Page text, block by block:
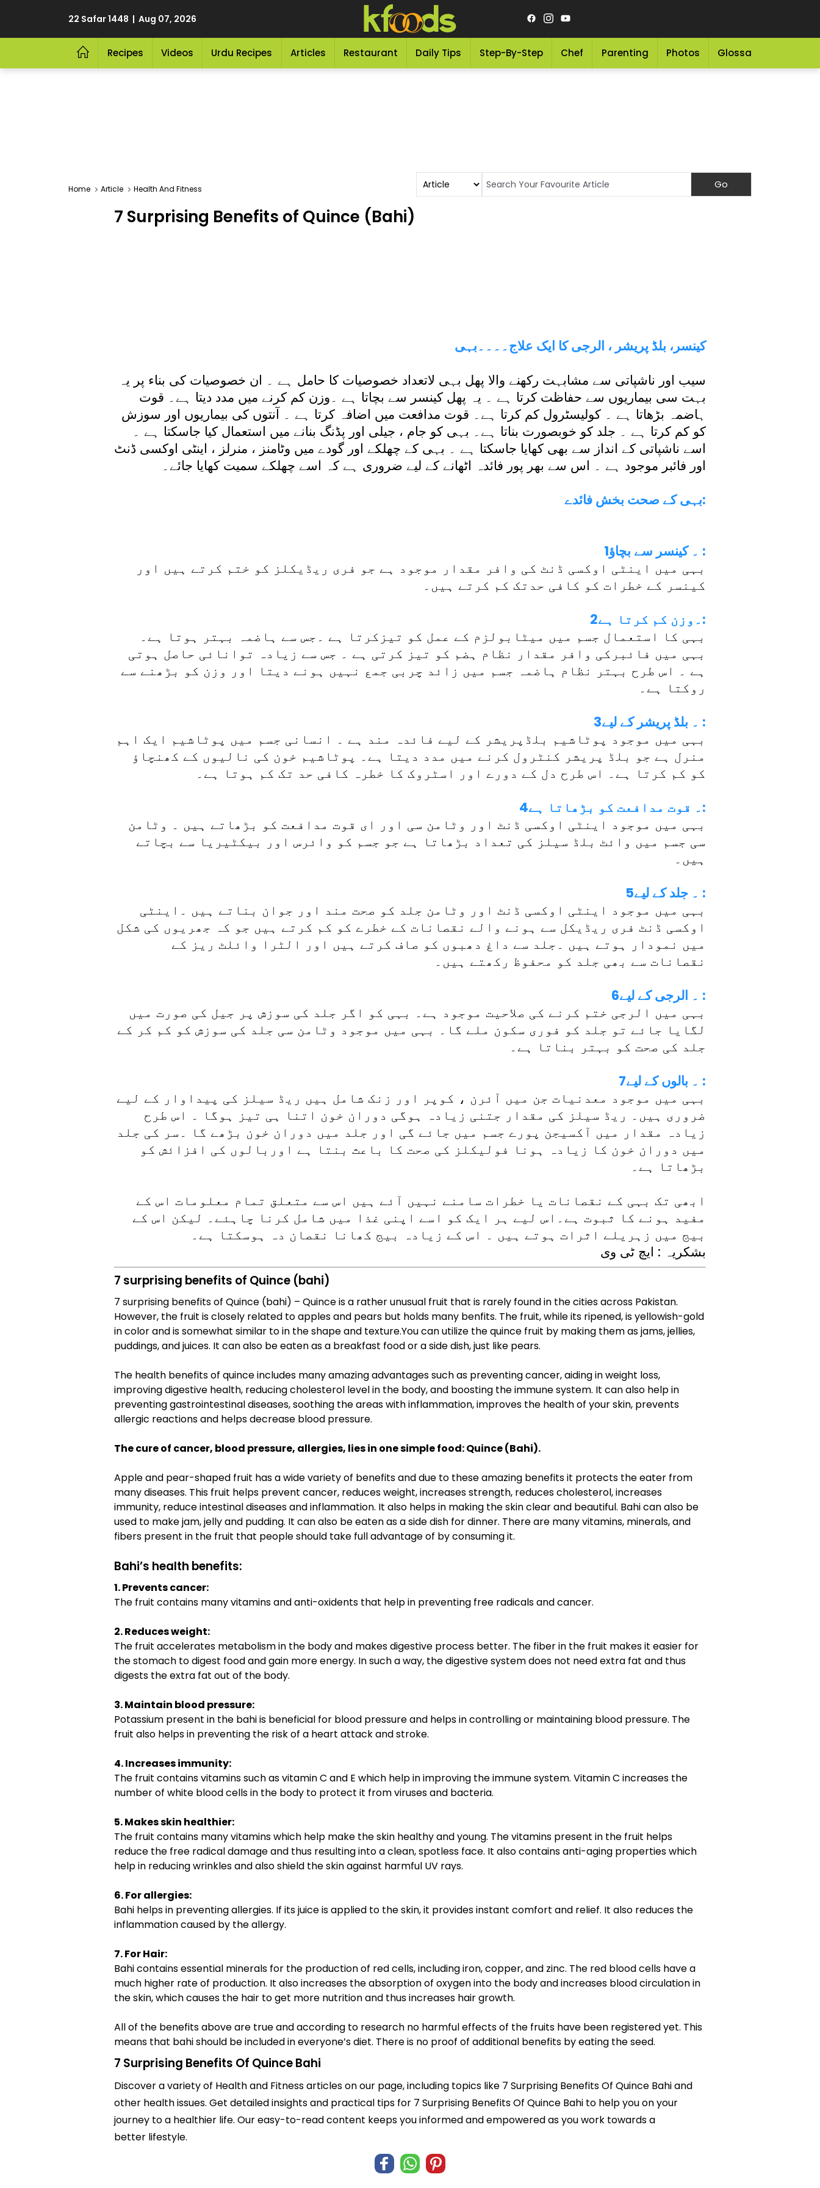
22 Safar 1448 | Aug 07, 2026
Recipes Videos Urdu Recipes Articles Restaurant Daily Tips Step-By-Step Chef Parenting Photos Glossary
Home Article Health And Fitness
7 Surprising Benefits of Quince (Bahi)
کینسر، بلڈ پریشر ، الرجی کا ایک علاج۔۔۔۔بہی
سیب اور ناشپاتی سے مشابہت رکھنے والا پھل بہی لاتعداد خصوصیات کا حامل ہے ۔ ان خصوصیات کی بناء پر یہ
بہت سی بیماریوں سے حفاظت کرتا ہے ۔ یہ پھل کینسر سے بچاتا ہے ۔وزن کم کرنے میں مدد دیتا ہے۔ قوت
ہاضمہ بڑھاتا ہے ۔ کولیسٹرول کم کرتا ہے۔ قوت مدافعت میں اضافہ کرتا ہے ۔ آنتوں کی بیماریوں اور سوزش
کو کم کرتا ہے ۔ جلد کو خوبصورت بناتا ہے۔ بہی کو جام ، جیلی اور پڈنگ بنانے میں استعمال کیا جاسکتا ہے ۔
اسے ناشپاتی کے انداز سے بھی کھایا جاسکتا ہے ۔ بہی کے چھلکے اور گودے میں وٹامنز ، منرلز ، اینٹی اوکسی ڈنٹ
اور فائبر موجود ہے ۔ اس سے بھر پور فائدہ اٹھانے کے لیے ضروری ہے کہ اسے چھلکے سمیت کھایا جائے۔
بہی کے صحت بخش فائدے:
1۔ کینسر سے بچاؤ :
بہی میں اینٹی اوکسی ڈنٹ کی وافر مقدار موجود ہے جو فری ریڈیکلز کو ختم کرتے ہیں اور
کینسر کے خطرات کو کافی حدتک کم کرتے ہیں۔
2۔وزن کم کرتا ہے:
بہی کا استعمال جسم میں میٹابولزم کے عمل کو تیزکرتا ہے ۔جس سے ہاضمہ بہتر ہوتا ہے۔
بہی میں فائبرکی وافر مقدار نظام ہضم کو تیز کرتی ہے ۔ جس سے زیادہ توانائی حاصل ہوتی
ہے ۔ اس طرح بہتر نظام ہاضمہ جسم میں زائد چربی جمع نہیں ہونے دیتا اور وزن کو بڑھنے سے
روکتا ہے۔
3۔ بلڈ پریشر کے لیے :
بہی میں موجود پوٹاشیم بلڈپریشر کے لیے فائدہ مند ہے ۔ انسانی جسم میں پوٹاشیم ایک اہم
منرل ہے جو بلڈ پریشر کنٹرول کرنے میں مدد دیتا ہے۔ پوٹاشیم خون کی نالیوں کے کھنچاؤ
کو کم کرتا ہے۔ اس طرح دل کے دورے اور اسٹروک کا خطرہ کافی حد تک کم ہوتا ہے۔
4۔ قوت مدافعت کو بڑھاتا ہے:
بہی میں موجود اینٹی اوکسی ڈنٹ اور وٹامن سی اور ای قوت مدافعت کو بڑھاتے ہیں ۔ وٹامن
سی جسم میں وائٹ بلڈ سیلز کی تعداد بڑھاتا ہے جو جسم کو وائرس اور بیکٹیریا سے بچاتے
ہیں۔
5۔ جلد کے لیے :
بہی میں موجود اینٹی اوکسی ڈنٹ اور وٹامن جلد کو صحت مند اور جوان بناتے ہیں ۔اینٹی
اوکسی ڈنٹ فری ریڈیکل سے ہونے والے نقصانات کے خطرے کو کم کرتے ہیں جو کہ جھریوں کی شکل
میں نمودار ہوتے ہیں ۔جلد سے داغ دھبوں کو صاف کرتے ہیں اور الٹرا وائلٹ ریز کے
نقصانات سے بھی جلد کو محفوظ رکھتے ہیں۔
6۔ الرجی کے لیے :
بہی میں الرجی ختم کرنے کی صلاحیت موجود ہے۔ بہی کو اگر جلد کی سوزش پر جیل کی صورت میں
لگایا جائے تو جلد کو فوری سکون ملے گا۔ بہی میں موجود وٹامن سی جلد کی سوزش کو کم کر کے
جلد کی صحت کو بہتر بناتا ہے۔
7۔ بالوں کے لیے :
بہی میں موجود معدنیات جن میں آئرن ، کوپر اور زنک شامل ہیں ریڈ سیلز کی پیداوار کے لیے
ضروری ہیں۔ ریڈ سیلز کی مقدار جتنی زیادہ ہوگی دوران خون اتنا ہی تیز ہوگا ۔ اس طرح
زیادہ مقدار میں آکسیجن پورے جسم میں جائے گی اور جلد میں دوران خون بڑھے گا ۔سر کی جلد
میں دوران خون کا زیادہ ہونا فولیکلز کی صحت کا باعث بنتا ہے اوربالوں کی افزائش کو
بڑھاتا ہے۔
ابھی تک بہی کے نقصانات یا خطرات سامنے نہیں آئے ہیں اس سے متعلق تمام معلومات اس کے
مفید ہونے کا ثبوت ہے۔اس لیے ہر ایک کو اسے اپنی غذا میں شامل کرنا چاہئے۔ لیکن اس کے
بیج میں زہریلے اثرات ہوتے ہیں ۔ اس کے زیادہ بیج کھانا نقصان دہ ہوسکتا ہے۔
بشکریہ : ایچ ٹی وی
7 surprising benefits of Quince (bahi)
7 surprising benefits of Quince (bahi) – Quince is a rather unusual fruit that is rarely found in the cities across Pakistan.
However, the fruit is closely related to apples and pears but holds many benfits. The fruit, while its ripened, is yellowish-gold
in color and is somewhat similar to in the shape and texture.You can utilize the quince fruit by making them as jams, jellies,
puddings, and juices. It can also be eaten as a breakfast food or a side dish, just like pears.
The health benefits of quince includes many amazing advantages such as preventing cancer, aiding in weight loss,
improving digestive health, reducing cholesterol level in the body, and boosting the immune system. It can also help in
preventing gastrointestinal diseases, soothing the areas with inflammation, improves the health of your skin, prevents
allergic reactions and helps decrease blood pressure.
The cure of cancer, blood pressure, allergies, lies in one simple food: Quince (Bahi).
Apple and pear-shaped fruit has a wide variety of benefits and due to these amazing benefits it protects the eater from
many diseases. This fruit helps prevent cancer, reduces weight, increases strength, reduces cholesterol, increases
immunity, reduce intestinal diseases and inflammation. It also helps in making the skin clear and beautiful. Bahi can also be
used to make jam, jelly and pudding. It can also be eaten as a side dish for dinner. There are many vitamins, minerals, and
fibers present in the fruit that people should take full advantage of by consuming it.
Bahi’s health benefits:
1. Prevents cancer:
The fruit contains many vitamins and anti-oxidents that help in preventing free radicals and cancer.
2. Reduces weight:
The fruit accelerates metabolism in the body and makes digestive process better. The fiber in the fruit makes it easier for
the stomach to digest food and gain more energy. In such a way, the digestive system does not need extra fat and thus
digests the extra fat out of the body.
3. Maintain blood pressure:
Potassium present in the bahi is beneficial for blood pressure and helps in controlling or maintaining blood pressure. The
fruit also helps in preventing the risk of a heart attack and stroke.
4. Increases immunity:
The fruit contains vitamins such as vitamin C and E which help in improving the immune system. Vitamin C increases the
number of white blood cells in the body to protect it from viruses and bacteria.
5. Makes skin healthier:
The fruit contains many vitamins which help make the skin healthy and young. The vitamins present in the fruit helps
reduce the free radical damage and thus resulting into a clean, spotless face. It also contains anti-aging properties which
help in reducing wrinkles and also shield the skin against harmful UV rays.
6. For allergies:
Bahi helps in preventing allergies. If its juice is applied to the skin, it provides instant comfort and relief. It also reduces the
inflammation caused by the allergy.
7. For Hair:
Bahi contains essential minerals for the production of red cells, including iron, copper, and zinc. The red blood cells have a
much higher rate of production. It also increases the absorption of oxygen into the body and increases blood circulation in
the skin, which causes the hair to get more nutrition and thus increases hair growth.
All of the benefits above are true and according to research no harmful effects of the fruits have been registered yet. This
means that bahi should be included in everyone’s diet. There is no proof of additional benefits by eating the seed.
7 Surprising Benefits Of Quince Bahi
Discover a variety of Health and Fitness articles on our page, including topics like 7 Surprising Benefits Of Quince Bahi and
other health issues. Get detailed insights and practical tips for 7 Surprising Benefits Of Quince Bahi to help you on your
journey to a healthier life. Our easy-to-read content keeps you informed and empowered as you work towards a
better lifestyle.